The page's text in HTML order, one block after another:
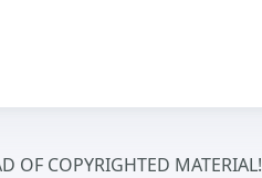
OF COPYRIGHTED MATERIAL!